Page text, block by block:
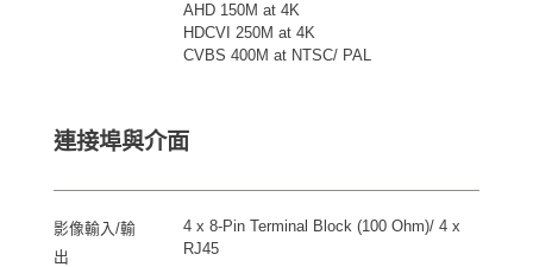
AHD 150M at 4K
HDCVI 250M at 4K
CVBS 400M at NTSC/ PAL
連接埠與介面
影像輸入/輸
出
4 x 8-Pin Terminal Block (100 Ohm)/ 4 x
RJ45